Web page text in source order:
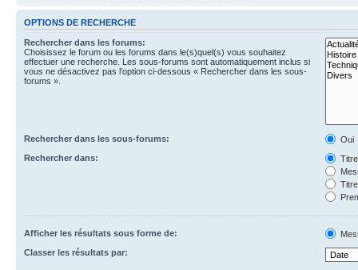
OPTIONS DE RECHERCHE
Rechercher dans les forums:
Choisissez le forum ou les forums dans le(s)quel(s) vous souhaitez
effectuer une recherche. Les sous-forums sont automatiquement inclus si
vous ne désactivez pas l’option ci-dessous « Rechercher dans les sous-
forums ».
Rechercher dans les sous-forums:
Oui
Rechercher dans:
Afficher les résultats sous forme de:
Classer les résultats par: